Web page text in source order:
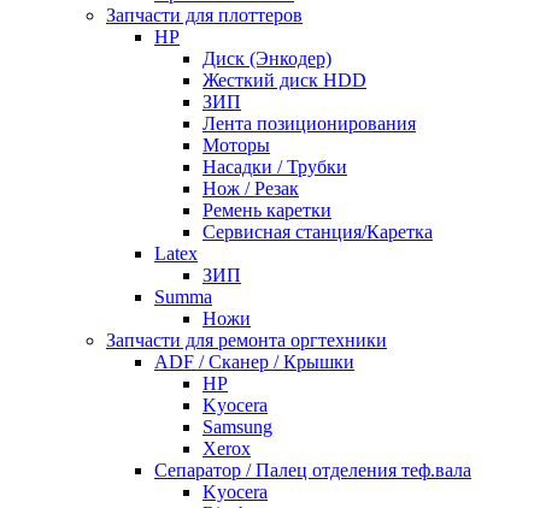
Запчасти для плоттеров
HP
Диск (Энкодер)
Жесткий диск HDD
ЗИП
Лента позиционирования
Моторы
Насадки / Трубки
Нож / Резак
Ремень каретки
Сервисная станция/Каретка
Latex
ЗИП
Summa
Ножи
Запчасти для ремонта оргтехники
ADF / Сканер / Крышки
HP
Kyocera
Samsung
Xerox
Cепаратор / Палец отделения теф.вала
Kyocera